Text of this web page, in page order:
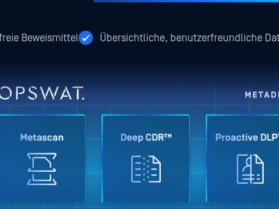
Beweismittel Übersichtliche, benutzerfreundliche